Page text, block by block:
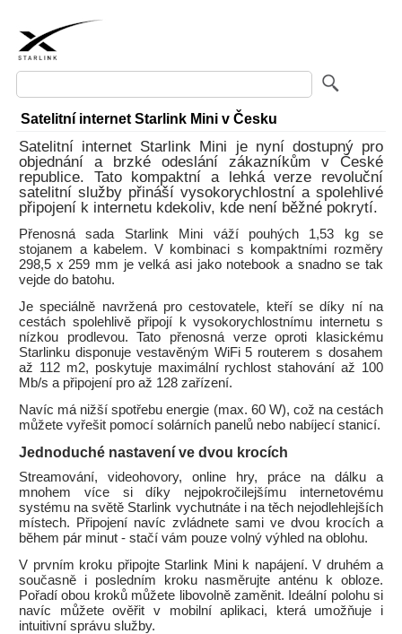
Satelitní internet Starlink Mini v Česku
Satelitní internet Starlink Mini je nyní dostupný pro
objednání a brzké odeslání zákazníkům v České
republice. Tato kompaktní a lehká verze revoluční
satelitní služby přináší vysokorychlostní a spolehlivé
připojení k internetu kdekoliv, kde není běžné pokrytí.
Přenosná sada Starlink Mini váží pouhých 1,53 kg se
stojanem a kabelem. V kombinaci s kompaktními rozměry
298,5 x 259 mm je velká asi jako notebook a snadno se tak
vejde do batohu.
Je speciálně navržená pro cestovatele, kteří se díky ní na
cestách spolehlivě připojí k vysokorychlostnímu internetu s
nízkou prodlevou. Tato přenosná verze oproti klasickému
Starlinku disponuje vestavěným WiFi 5 routerem s dosahem
až 112 m2, poskytuje maximální rychlost stahování až 100
Mb/s a připojení pro až 128 zařízení.
Navíc má nižší spotřebu energie (max. 60 W), což na cestách
můžete vyřešit pomocí solárních panelů nebo nabíjecí stanicí.
Jednoduché nastavení ve dvou krocích
Streamování, videohovory, online hry, práce na dálku a
mnohem více si díky nejpokročilejšímu internetovému
systému na světě Starlink vychutnáte i na těch nejodlehlejších
místech. Připojení navíc zvládnete sami ve dvou krocích a
během pár minut - stačí vám pouze volný výhled na oblohu.
V prvním kroku připojte Starlink Mini k napájení. V druhém a
současně i posledním kroku nasměrujte anténu k obloze.
Pořadí obou kroků můžete libovolně zaměnit. Ideální polohu si
navíc můžete ověřit v mobilní aplikaci, která umožňuje i
intuitivní správu služby.